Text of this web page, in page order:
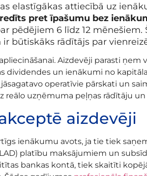
elastīgākas attiecībā uz
pret īpašumu bez
pēdējiem 6 līdz 12 mēnešiem.
būtiskāks rādītājs par
Aizdevēji parasti ņem
dividendes un ienākumi no
operatīvie pārskati un
reālo uzņēmuma peļņas rādītāju
aizdevēji
ienākumu avots, ja tie tiek
platību maksājumiem un
bankas kontā, tiek skaitīti